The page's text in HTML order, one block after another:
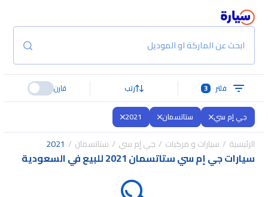
ابحث عن الماركة او الموديل
فلتر 3 رتب قارن
جي إم سي ستاتسمان 2021
الرئيسية سيارات و مركبات جي إم سي ستاتسمان 2021
سيارات جي إم سي ستاتسمان 2021 للبيع في السعودية